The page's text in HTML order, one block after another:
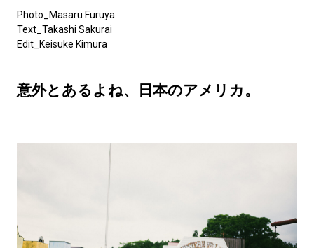
Photo_Masaru Furuya
Text_Takashi Sakurai
Edit_Keisuke Kimura
意外とあるよね、日本のアメリカ。